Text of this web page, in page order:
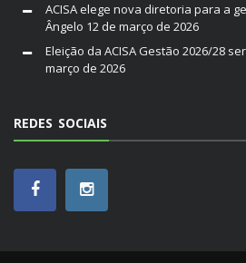
ACISA elege nova diretoria para a
Ângelo 12 de março de 2026
Eleição da ACISA Gestão 2026/28
março de 2026
REDES SOCIAIS